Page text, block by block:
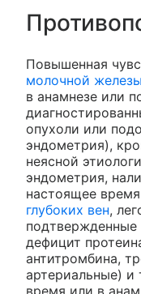
Повышенная
молочной железы
в анамнезе или
опухоли или
эндометрия),
неясной
эндометрия,
настоящее
глубоких вен,
дефицит
антитромбина,
артериальные)